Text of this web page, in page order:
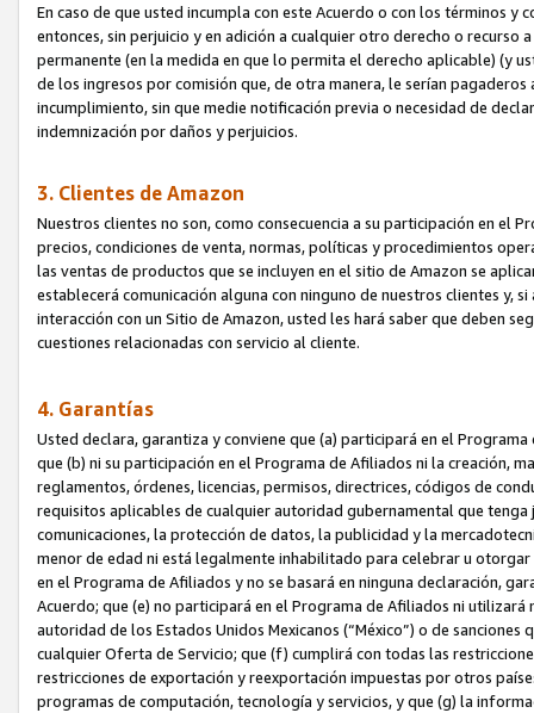
En caso de que usted incumpla con este Acuerdo o con los términos
entonces, sin perjuicio y en adición a cualquier otro derecho o
permanente (en la medida en que lo permita el derecho aplicable) (y
de los ingresos por comisión que, de otra manera, le serían
incumplimiento, sin que medie notificación previa o necesidad de
indemnización por daños y perjuicios.
3. Clientes de Amazon
Nuestros clientes no son, como consecuencia a su participación en el
precios, condiciones de venta, normas, políticas y procedimientos
las ventas de productos que se incluyen en el sitio de Amazon se
establecerá comunicación alguna con ninguno de nuestros clientes y,
interacción con un Sitio de Amazon, usted les hará saber que deben
cuestiones relacionadas con servicio al cliente.
4. Garantías
Usted declara, garantiza y conviene que (a) participará en el
que (b) ni su participación en el Programa de Afiliados ni la creación,
reglamentos, órdenes, licencias, permisos, directrices, códigos de
requisitos aplicables de cualquier autoridad gubernamental que
comunicaciones, la protección de datos, la publicidad y la
menor de edad ni está legalmente inhabilitado para celebrar u
en el Programa de Afiliados y no se basará en ninguna declaración,
Acuerdo; que (e) no participará en el Programa de Afiliados ni
autoridad de los Estados Unidos Mexicanos (“México”) o de
cualquier Oferta de Servicio; que (f) cumplirá con todas las
restricciones de exportación y reexportación impuestas por otros
programas de computación, tecnología y servicios, y que (g) la